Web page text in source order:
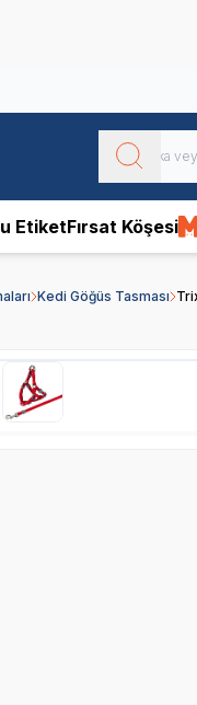
EtiketFırsat Köşesi
Kedi Göğüs Tasması